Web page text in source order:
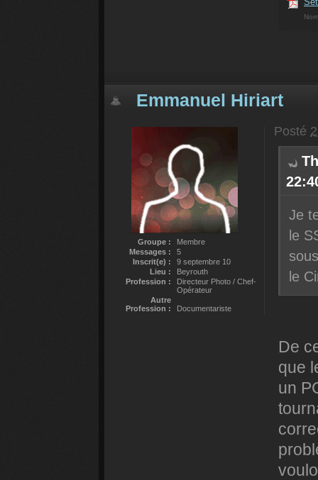
Emmanuel Hiriart
Groupe :
Membre
Messages :
5
Inscrit(e) :
9 septembre 10
Lieu :
Beyrouth
Profession :
Directeur Photo / Chef-
Opérateur
Autre
Profession :
Documentariste
Posté
Je
le
le
De
que
un